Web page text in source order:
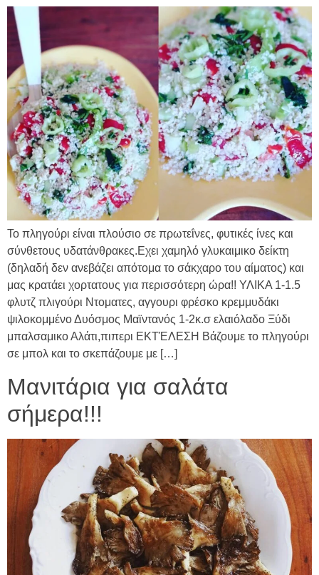
Το πληγούρι είναι πλούσιο σε πρωτεΐνες, φυτικές ίνες και
σύνθετους υδατάνθρακες.Εχει χαμηλό γλυκαιμικο δείκτη
(δηλαδή δεν ανεβάζει απότομα το σάκχαρο του αίματος) και
μας κρατάει χορτατους για περισσότερη ώρα!! ΥΛΙΚΑ 1-1.5
φλυτζ πλιγούρι Ντοματες, αγγουρι φρέσκο κρεμμυδάκι
ψιλοκομμένο Δυόσμος Μαϊντανός 1-2κ.σ ελαιόλαδο Ξύδι
μπαλσαμικο Αλάτι,πιπερι ΕΚΤΈΛΕΣΗ Βάζουμε το πληγούρι
σε μπολ και το σκεπάζουμε με […]
Μανιτάρια για σαλάτα
σήμερα!!!